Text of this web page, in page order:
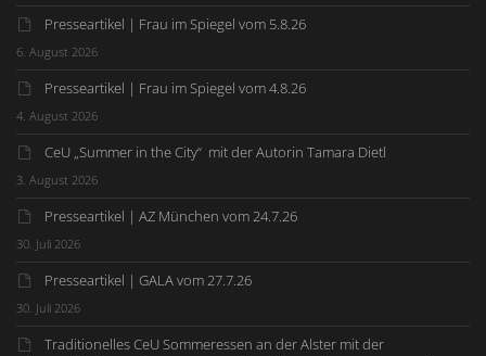
Presseartikel | Frau im Spiegel vom 5.8.26
6. August 2026
Presseartikel | Frau im Spiegel vom 4.8.26
4. August 2026
CeU „Summer in the City“ mit der Autorin Tamara Dietl
3. August 2026
Presseartikel | AZ München vom 24.7.26
30. Juli 2026
Presseartikel | GALA vom 27.7.26
30. Juli 2026
Traditionelles CeU Sommeressen an der Alster mit der